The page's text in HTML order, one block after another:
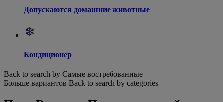
Допускаются домашние животные
Кондиционер
Back to search by Самые востребованные
Больше вариантов Back to search by categories